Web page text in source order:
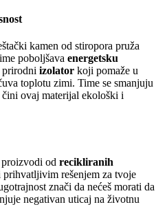
kamen od stiropora pruža
poboljšava energetsku
prirodni izolator koji pomaže u
toplotu zimi. Time se smanjuju
ovaj materijal ekološki i
proizvodi od recikliranih
prihvatljivim rešenjem za tvoje
znači da nećeš morati da
negativan uticaj na životnu